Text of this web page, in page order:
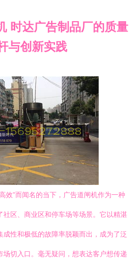
时达广告制品厂的质量
与创新实践
效”而闻名的当下，广告道闸机作为一种
社区、商业区和停车场等场景。它以精湛
成性和极低的故障率脱颖而出，成为了泛
场切入口。毫无疑问，想表达客户想传递